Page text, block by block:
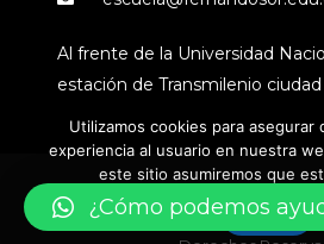
Al frente de la Universidad
estación de Transmilenio
© Escuela de Música y Audio
¿Cómo podemos
Utilizamos cookies para asegurar
experiencia al usuario en nuestra
este sitio asumiremos que
Vale